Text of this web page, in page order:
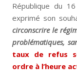
République du
exprimé son
circonscrire le
problématiques,
taux de refus
ordre à l’heure